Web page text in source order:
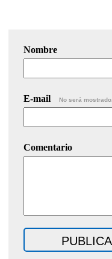
Nombre
E-mail No será mostrado.
Comentario